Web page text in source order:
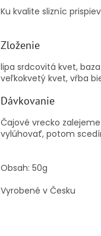
Ku kvalite slizníc
Zloženie
lipa srdcovitá kvet,
veľkokvetý kvet, vŕba
Dávkovanie
Čajové vrecko
vylúhovať, potom
Obsah: 50g
Vyrobené v Česku